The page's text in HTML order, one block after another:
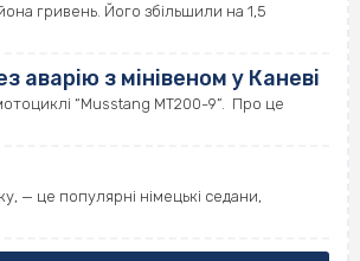
гривень. Його збільшили на 1,5
аварію з мінівеном у Каневі
мотоциклі “Musstang MT200-9”. Про це
— це популярні німецькі седани,